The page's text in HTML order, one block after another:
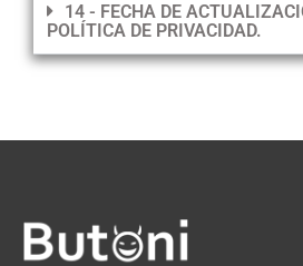
14 - FECHA DE
POLÍTICA DE PRIVACIDAD.